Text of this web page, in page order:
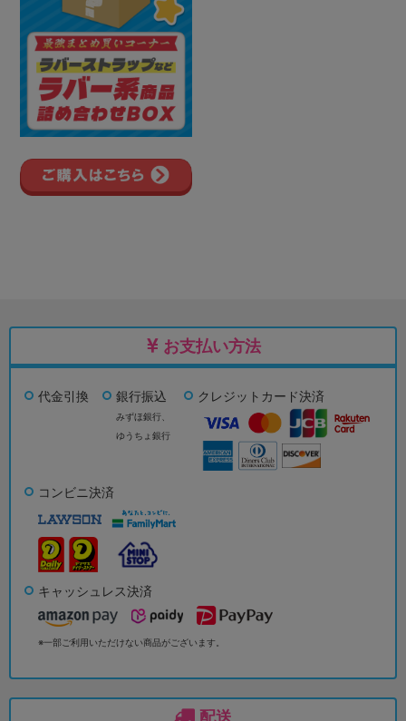
お支払い方法
代金引換 銀行振込
みずほ銀行、
ゆうちょ銀行
クレジットカード決済
コンビニ決済
キャッシュレス決済
※一部ご利用いただけない商品がございます。
配送